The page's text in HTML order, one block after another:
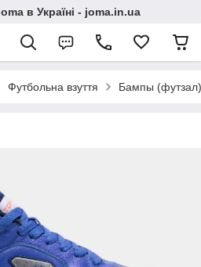
в Україні - joma.in.ua
Футбольна взуття Бампы (футзал)